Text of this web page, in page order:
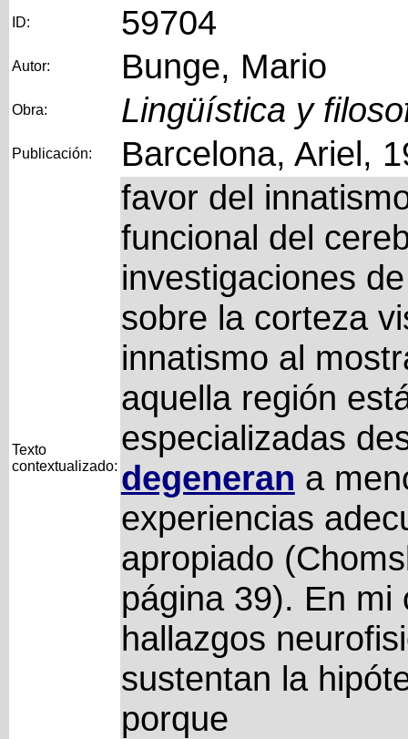
ID: 59704
Autor: Bunge, Mario
Obra: Lingüística y
Publicación: Barcelona, Ariel,
Texto
contextualizado:
favor del
funcional del
investigaciones
sobre la corteza
innatismo al
aquella región
especializadas
degeneran a
experiencias
apropiado
página 39). En mi
hallazgos
sustentan la
porque